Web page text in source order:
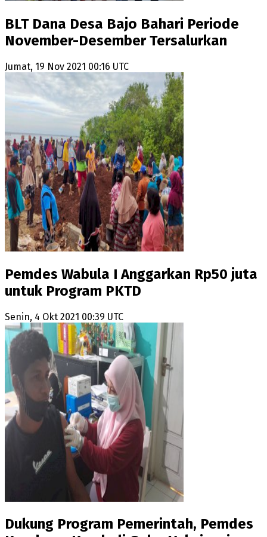
BLT Dana Desa Bajo Bahari Periode
November-Desember Tersalurkan
Jumat, 19 Nov 2021 00:16 UTC
Pemdes Wabula I Anggarkan Rp50 juta
untuk Program PKTD
Senin, 4 Okt 2021 00:39 UTC
Dukung Program Pemerintah, Pemdes